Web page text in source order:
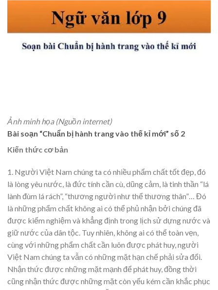
Ảnh minh họa (Nguồn internet)
Bài soạn “Chuẩn bị hành trang vào thế kỉ mới” số 2
Kiến thức cơ bản
1. Người Việt Nam chúng ta có nhiều phẩm chất tốt đẹp, đó
là lòng yêu nước, là đức tính cần cù, dũng cảm, là tinh thần “lá
lành đùm lá rách”, “thương người như thể thương thân”… Đó
là những phẩm chất không ai có thể phủ nhận bởi chúng đã
được kiểm nghiệm và khẳng định trong lịch sử dựng nước và
giữ nước của dân tộc. Tuy nhiên, không ai có thể toàn vẹn,
cùng với những phẩm chất cần luôn được phát huy, người
Việt Nam chúng ta vẫn có những mặt hạn chế phải sửa đổi.
Nhận thức được những mặt mạnh để phát huy, đồng thời
cũng nhận thức được những mặt còn yếu kém cần khắc phục